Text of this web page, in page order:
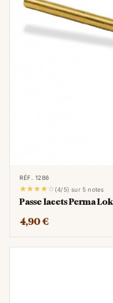
RÉF. 1286
  (4/5) sur 5 notes
Passe lacets Perma Lok
4,90 €